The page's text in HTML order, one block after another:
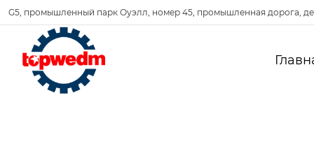
G5, промышленный парк Оуэлл, номер 45, промышленная дорога,